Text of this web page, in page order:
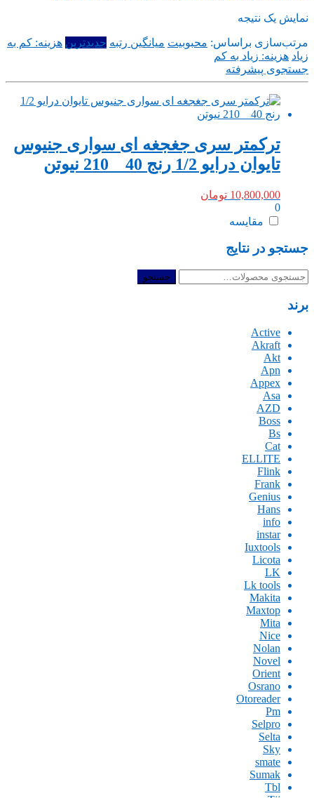
نمایش یک نتیجه
مرتب‌سازی براساس: محبوبیت میانگین رتبه جدیدترین هزینه: کم به
زیاد هزینه: زیاد به کم
جستجوی پیشرفته
ترکمتر سری جغجغه ای سواری جنیوس
تایوان درایو 1/2 رنج 40 _ 210 نیوتن
10,800,000 تومان
0
مقایسه
جستجو در نتایج
جستجو
جستجو
برند
Active
Akraft
Akt
Apn
Appex
Asa
AZD
Boss
Bs
Cat
ELLITE
Flink
Frank
Genius
Hans
info
instar
Iuxtools
Licota
LK
Lk tools
Makita
Maxtop
Mita
Nice
Nolan
Novel
Orient
Osrano
Otoreader
Pm
Selpro
Selta
Sky
smate
Sumak
Tbl